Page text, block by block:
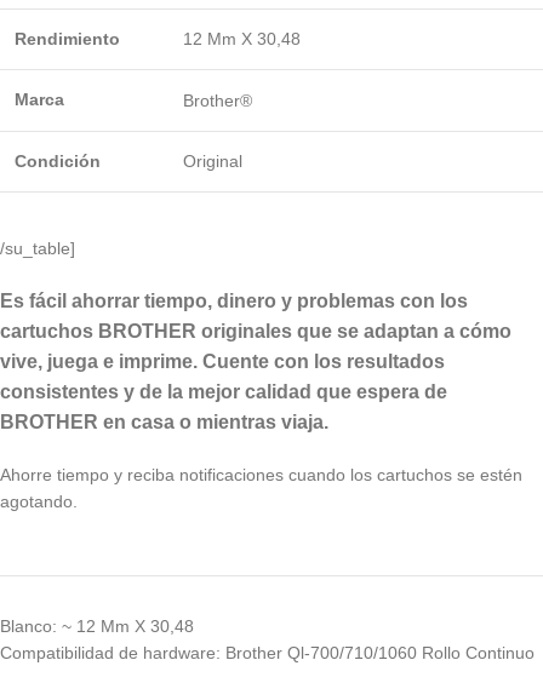
Rendimiento 12 Mm X 30,48
Marca Brother®
Condición Original
/su_table]
Es fácil ahorrar tiempo, dinero y problemas con los
cartuchos BROTHER originales que se adaptan a cómo
vive, juega e imprime. Cuente con los resultados
consistentes y de la mejor calidad que espera de
BROTHER en casa o mientras viaja.
Ahorre tiempo y reciba notificaciones cuando los cartuchos se estén
agotando.
Blanco: ~ 12 Mm X 30,48
Compatibilidad de hardware: Brother Ql-700/710/1060 Rollo Continuo